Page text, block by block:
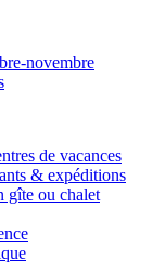
novembre
de vacances
& expéditions
gîte ou chalet